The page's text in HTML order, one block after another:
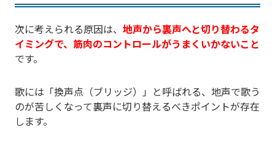
次に考えられる原因は、 地声から裏声へと切り替わるタ
イミングで、筋肉のコントロールがうまくいかないこと
です。
歌には「換声点（ブリッジ）」と呼ばれる、地声で歌う
のが苦しくなって裏声に切り替えるべきポイントが存在
します。